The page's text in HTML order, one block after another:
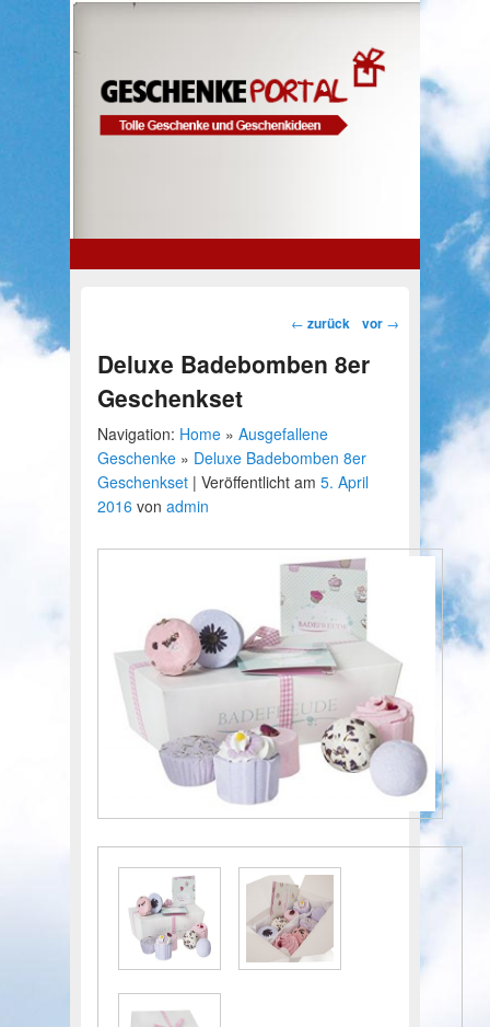
Beitragsnavigation
← zurück vor →
Deluxe Badebomben 8er
Geschenkset
Navigation: Home» Ausgefallene
Geschenke» Deluxe Badebomben 8er
Geschenkset| Veröffentlicht am 5. April
2016 von admin